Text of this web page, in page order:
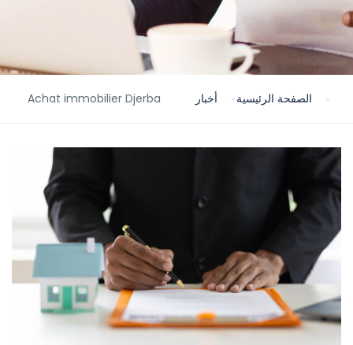
الصفحة الرئيسية أخبار Achat immobilier Djerba